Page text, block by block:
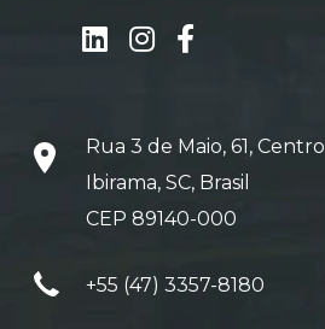
Rua 3 de Maio, 61, Centro
Ibirama, SC, Brasil
CEP 89140-000
+55 (47) 3357-8180